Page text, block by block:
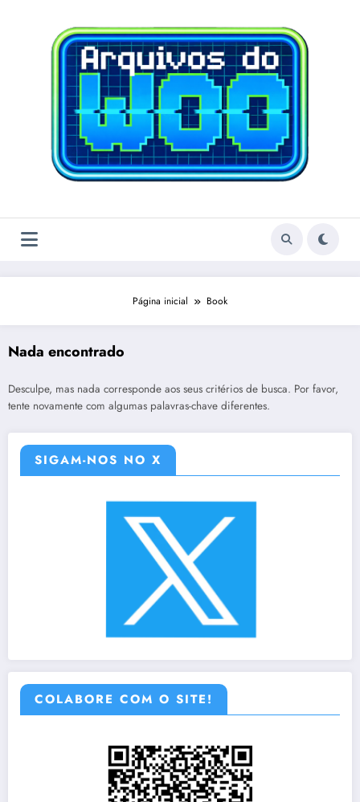
Página inicial Book
Nada encontrado
Desculpe, mas nada corresponde aos seus critérios de busca. Por favor,
tente novamente com algumas palavras-chave diferentes.
SIGAM-NOS NO X
COLABORE COM O SITE!